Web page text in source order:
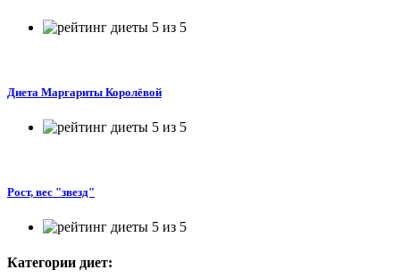
Диета Маргариты Королёвой
Рост, вес "звезд"
Категории диет: